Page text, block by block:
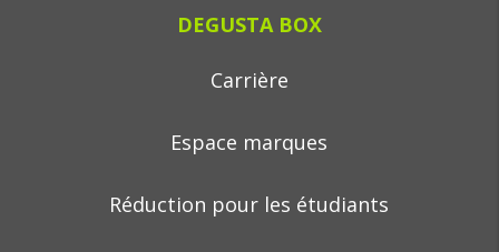
DEGUSTA BOX
Carrière
Espace marques
Réduction pour les étudiants